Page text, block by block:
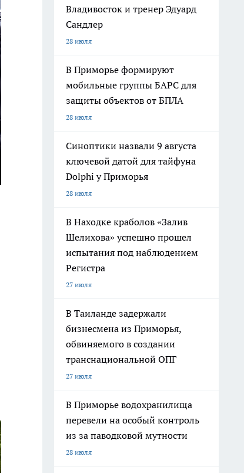
Владивосток и тренер Эдуард
Сандлер
28 июля
В Приморье формируют
мобильные группы БАРС для
защиты объектов от БПЛА
28 июля
Синоптики назвали 9 августа
ключевой датой для тайфуна
Dolphi у Приморья
28 июля
В Находке краболов «Залив
Шелихова» успешно прошел
испытания под наблюдением
Регистра
27 июля
В Таиланде задержали
бизнесмена из Приморья,
обвиняемого в создании
транснациональной ОПГ
27 июля
В Приморье водохранилища
перевели на особый контроль
из за паводковой мутности
28 июля